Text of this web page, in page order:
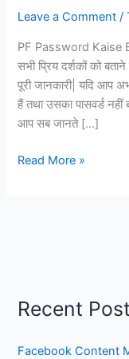
Leave a Comment /
PF Password Kaise
सभी प्रिय दर्शकों को
पूरी जानकारी| यदि आप
हैं तथा उसका पासवर्ड
आप सब जानते […]
PF
पासवर्ड
बनाएं
Read More »
Recent
Facebook Content